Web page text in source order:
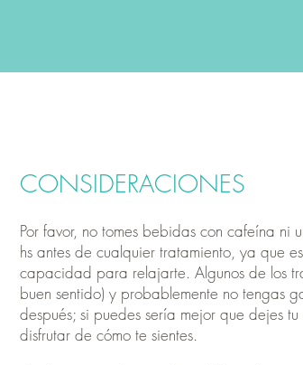
CONSIDERACIONES
Por favor, no tomes bebidas con cafeína ni
hs antes de cualquier tratamiento, ya que
capacidad para relajarte. Algunos de los
buen sentido) y probablemente no tengas
después; si puedes sería mejor que dejes
disfrutar de cómo te sientes.